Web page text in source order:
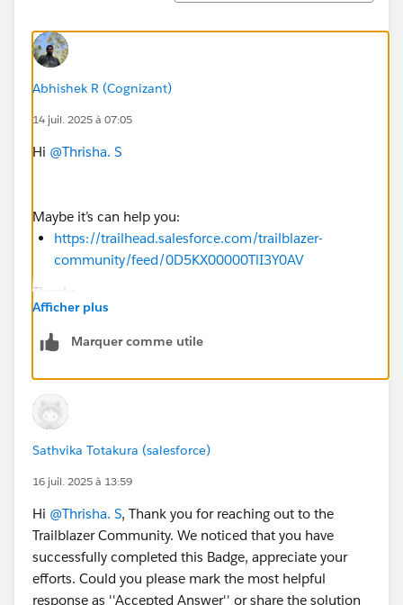
Abhishek R (Cognizant)
14 juil. 2025 à 07:05
Hi @Thrisha. S
Maybe it’s can help you:
https://trailhead.salesforce.com/trailblazer-
community/feed/0D5KX00000TlI3Y0AV
Thanks
Afficher plus
Marquer comme utile
Sathvika Totakura (salesforce)
16 juil. 2025 à 13:59
Hi @Thrisha. S, Thank you for reaching out to the
Trailblazer Community. We noticed that you have
successfully completed this Badge, appreciate your
efforts. Could you please mark the most helpful
response as ''Accepted Answer'' or share the solution